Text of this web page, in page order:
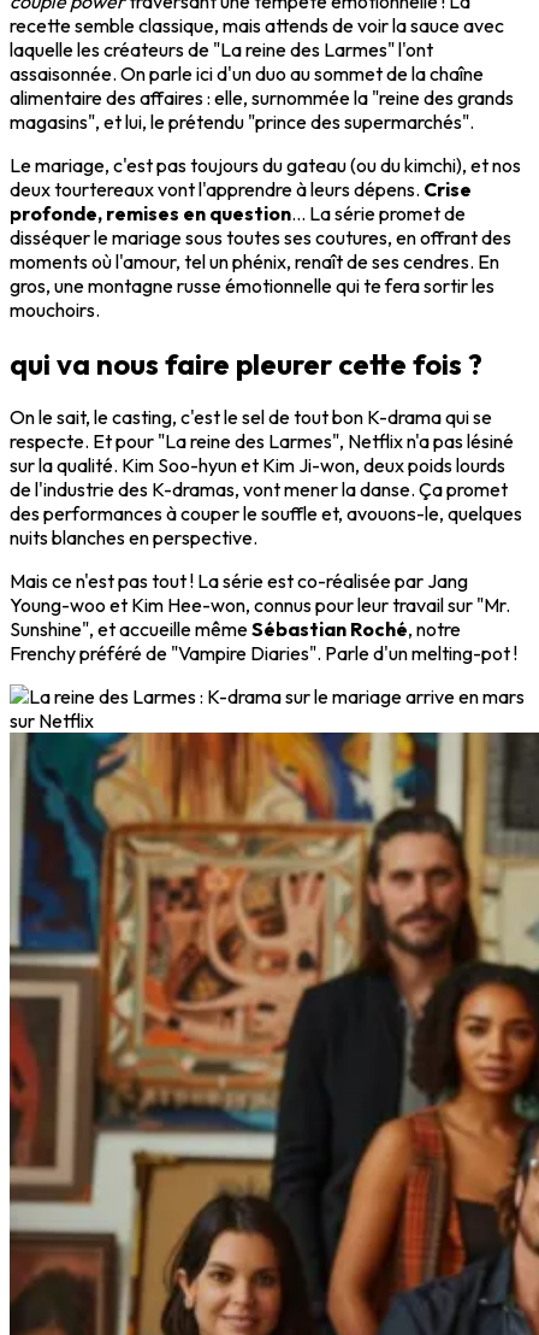
recette semble classique, mais attends de voir la sauce avec
laquelle les créateurs de "La reine des Larmes" l'ont
assaisonnée. On parle ici d'un duo au sommet de la chaîne
alimentaire des affaires : elle, surnommée la "reine des grands
magasins", et lui, le prétendu "prince des supermarchés".
Le mariage, c'est pas toujours du gateau (ou du kimchi), et nos
deux tourtereaux vont l'apprendre à leurs dépens. Crise
profonde, remises en question... La série promet de
disséquer le mariage sous toutes ses coutures, en offrant des
moments où l'amour, tel un phénix, renaît de ses cendres. En
gros, une montagne russe émotionnelle qui te fera sortir les
mouchoirs.
qui va nous faire pleurer cette fois ?
On le sait, le casting, c'est le sel de tout bon K-drama qui se
respecte. Et pour "La reine des Larmes", Netflix n'a pas lésiné
sur la qualité. Kim Soo-hyun et Kim Ji-won, deux poids lourds
de l'industrie des K-dramas, vont mener la danse. Ça promet
des performances à couper le souffle et, avouons-le, quelques
nuits blanches en perspective.
Mais ce n'est pas tout ! La série est co-réalisée par Jang
Young-woo et Kim Hee-won, connus pour leur travail sur "Mr.
Sunshine", et accueille mêmeSébastian Roché, notre
Frenchy préféré de "Vampire Diaries". Parle d'un melting-pot !